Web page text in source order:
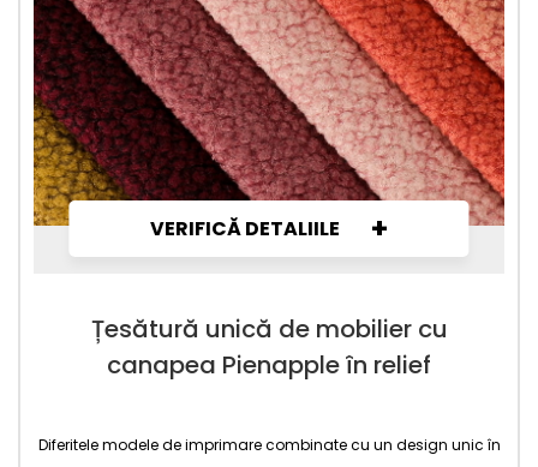
VERIFICĂ DETALIILE +
Țesătură unică de mobilier cu
canapea Pienapple în relief
Diferitele modele de imprimare combinate cu un design unic în